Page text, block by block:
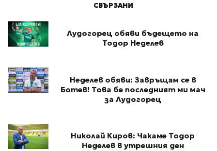
СВЪРЗАНИ
Лудогорец обяви бъдещето на
Тодор Неделев
Неделев обяви: Завръщам се в
Ботев! Това бе последният ми мач
за Лудогорец
Николай Киров: Чакаме Тодор
Неделев в утрешния ден